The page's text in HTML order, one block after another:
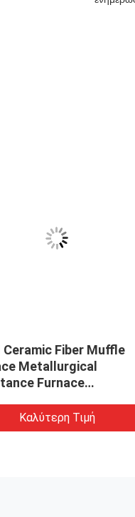
Ceramic Fiber Muffle
Metallurgical
Furnace
Καλύτερη Τιμή